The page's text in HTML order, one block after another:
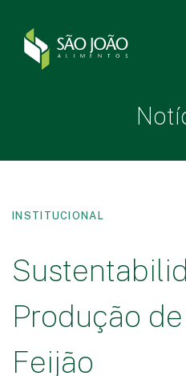
INSTITUCIONAL
Produção
Feijão